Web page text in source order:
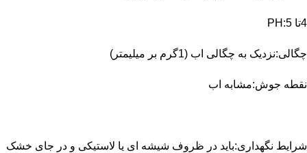
4تا 5:PH
چگالی:نزدیک به چگالی اب (1گرم بر میلیمتر)
نقطه جوش:مشابه اب
شرایط نگهداری:باید در ظروف شیشه ای یا لاستیکی و در جای خشک